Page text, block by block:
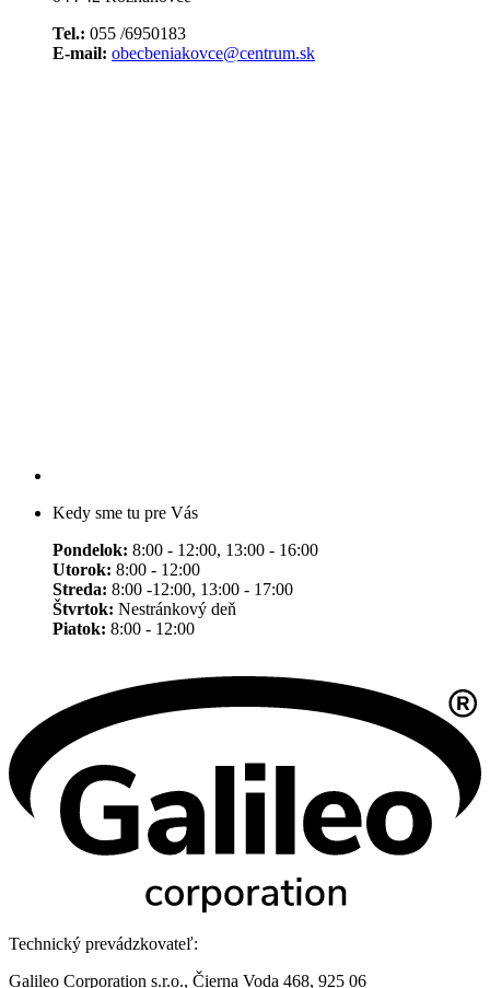
Tel.: 055 /6950183
E-mail: obecbeniakovce@centrum.sk
Kedy sme tu pre Vás
Pondelok: 8:00 - 12:00, 13:00 - 16:00
Utorok: 8:00 - 12:00
Streda: 8:00 -12:00, 13:00 - 17:00
Štvrtok: Nestránkový deň
Piatok: 8:00 - 12:00
Technický prevádzkovateľ:
Galileo Corporation s.r.o., Čierna Voda 468, 925 06